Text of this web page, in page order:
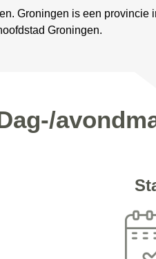
Groningen is een
Groningen.